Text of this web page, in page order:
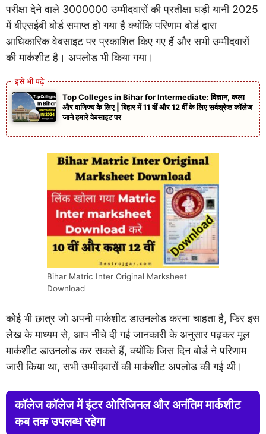
परीक्षा देने वाले 3000000 उम्मीदवारों की प्रतीक्षा घड़ी यानी 2025
में बीएसईबी बोर्ड समाप्त हो गया है क्योंकि परिणाम बोर्ड द्वारा
आधिकारिक वेबसाइट पर प्रकाशित किए गए हैं और सभी उम्मीदवारों
की मार्कशीट है। अपलोड भी किया गया।
Top Colleges in Bihar for Intermediate: विज्ञान, कला
और वाणिज्य के लिए | बिहार में 11 वीं और 12 वीं के लिए सर्वश्रेष्ठ कॉलेज
जाने हमारे वेबसाइट पर
Bihar Matric Inter Original Marksheet
Download
कोई भी छात्र जो अपनी मार्कशीट डाउनलोड करना चाहता है, फिर इस
लेख के माध्यम से, आप नीचे दी गई जानकारी के अनुसार पढ़कर मूल
मार्कशीट डाउनलोड कर सकते हैं, क्योंकि जिस दिन बोर्ड ने परिणाम
जारी किया था, सभी उम्मीदवारों की मार्कशीट अपलोड की गई थी।
कॉलेज कॉलेज में इंटर ओरिजिनल और अनंतिम मार्कशीट
कब तक उपलब्ध रहेगा